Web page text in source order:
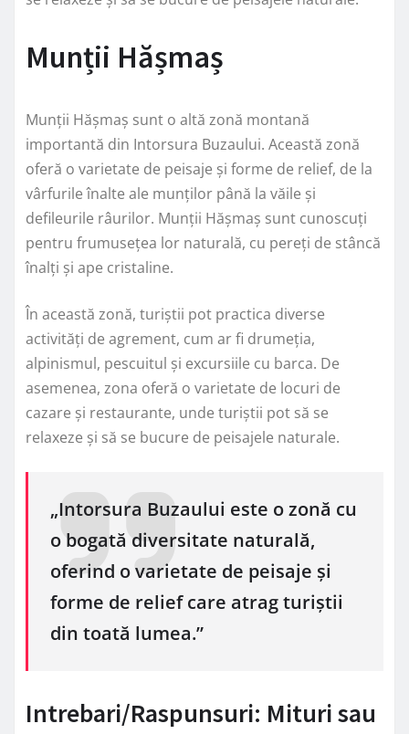
Munții Hășmaș
Munții Hășmaș sunt o altă zonă montană
importantă din Intorsura Buzaului. Această zonă
oferă o varietate de peisaje și forme de relief, de la
vârfurile înalte ale munților până la văile și
defileurile râurilor. Munții Hășmaș sunt cunoscuți
pentru frumusețea lor naturală, cu pereți de stâncă
înalți și ape cristaline.
În această zonă, turiștii pot practica diverse
activități de agrement, cum ar fi drumeția,
alpinismul, pescuitul și excursiile cu barca. De
asemenea, zona oferă o varietate de locuri de
cazare și restaurante, unde turiștii pot să se
relaxeze și să se bucure de peisajele naturale.
„Intorsura Buzaului este o zonă cu
o bogată diversitate naturală,
oferind o varietate de peisaje și
forme de relief care atrag turiștii
din toată lumea.”
Intrebari/Raspunsuri: Mituri sau